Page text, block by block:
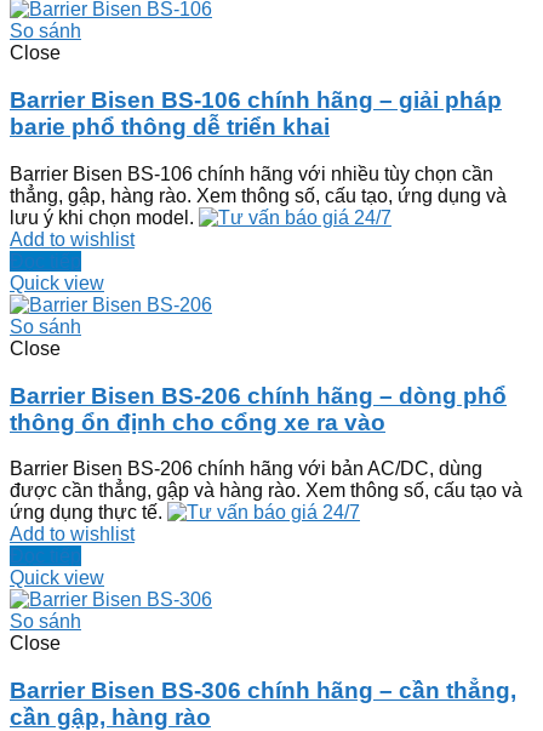
So sánh
Close
Barrier Bisen BS-106 chính hãng – giải pháp
barie phổ thông dễ triển khai
Barrier Bisen BS-106 chính hãng với nhiều tùy chọn cần
thẳng, gập, hàng rào. Xem thông số, cấu tạo, ứng dụng và
lưu ý khi chọn model.
Add to wishlist
Đọc tiếp
Quick view
So sánh
Close
Barrier Bisen BS-206 chính hãng – dòng phổ
thông ổn định cho cổng xe ra vào
Barrier Bisen BS-206 chính hãng với bản AC/DC, dùng
được cần thẳng, gập và hàng rào. Xem thông số, cấu tạo và
ứng dụng thực tế.
Add to wishlist
Đọc tiếp
Quick view
So sánh
Close
Barrier Bisen BS-306 chính hãng – cần thẳng,
cần gập, hàng rào